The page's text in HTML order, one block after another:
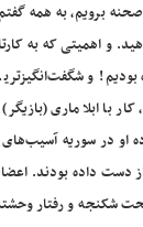
برویم، به همه
و اهمیتی که به
بودیم! و
با ابلا ماری
او در سوریه آسیب
دست داده بودند.
شکنجه و رفتار